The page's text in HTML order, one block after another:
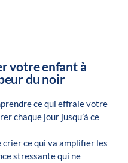
votre enfant à
du noir
ce qui effraie votre
chaque jour jusqu’à ce
ce qui va amplifier les
stressante qui ne